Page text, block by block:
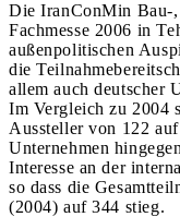
Die IranConMin Bau-
Fachmesse 2006 in
außenpolitischen
die
allem auch deutscher
Im Vergleich zu 2004
Aussteller von 122
Unternehmen
Interesse an der
so dass die
(2004) auf 344 stieg.